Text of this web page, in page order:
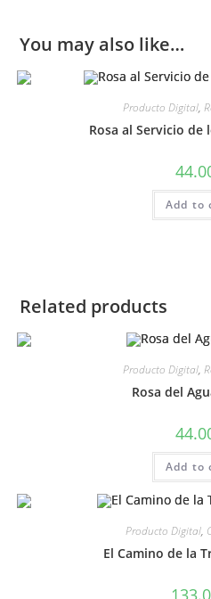
You may also like…
Producto Digital,
Rosa al Servicio de
Add to
Related products
Producto Digital,
Rosa del
Add to
Producto Digital,
El Camino de la